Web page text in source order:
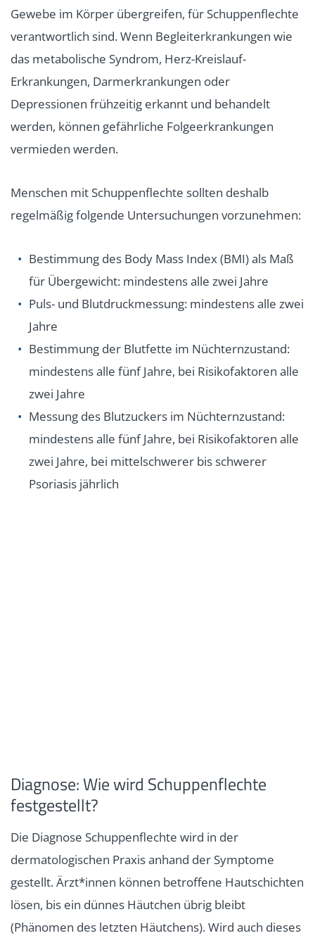
Gewebe im Körper übergreifen, für Schuppenflechte
verantwortlich sind. Wenn Begleiterkrankungen wie
das metabolische Syndrom, Herz-Kreislauf-
Erkrankungen, Darmerkrankungen oder
Depressionen frühzeitig erkannt und behandelt
werden, können gefährliche Folgeerkrankungen
vermieden werden.
Menschen mit Schuppenflechte sollten deshalb
regelmäßig folgende Untersuchungen vorzunehmen:
Bestimmung des Body Mass Index (BMI) als Maß
für Übergewicht: mindestens alle zwei Jahre
Puls- und Blutdruckmessung: mindestens alle zwei
Jahre
Bestimmung der Blutfette im Nüchternzustand:
mindestens alle fünf Jahre, bei Risikofaktoren alle
zwei Jahre
Messung des Blutzuckers im Nüchternzustand:
mindestens alle fünf Jahre, bei Risikofaktoren alle
zwei Jahre, bei mittelschwerer bis schwerer
Psoriasis jährlich
Diagnose: Wie wird Schuppenflechte
festgestellt?
Die Diagnose Schuppenflechte wird in der
dermatologischen Praxis anhand der Symptome
gestellt. Ärzt*innen können betroffene Hautschichten
lösen, bis ein dünnes Häutchen übrig bleibt
(Phänomen des letzten Häutchens). Wird auch dieses